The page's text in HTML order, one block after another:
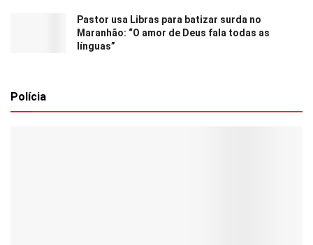
Pastor usa Libras para batizar surda no
Maranhão: “O amor de Deus fala todas as
línguas”
Polícia